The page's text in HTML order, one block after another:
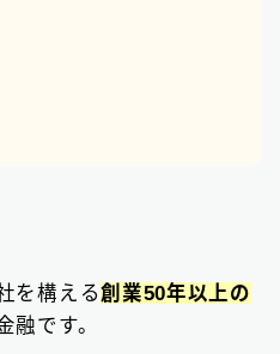
を構える創業50年以上の
融です。